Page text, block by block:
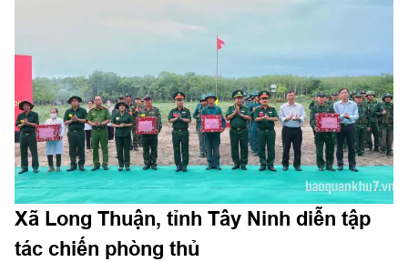
UBND tỉnh chủ trì hội nghị. Dự Hội nghị có Đại tá Bùi Đăng
Ninh, Chính ủy Bộ CHQS tỉnh.
Xã Long Thuận, tỉnh Tây Ninh diễn tập
tác chiến phòng thủ